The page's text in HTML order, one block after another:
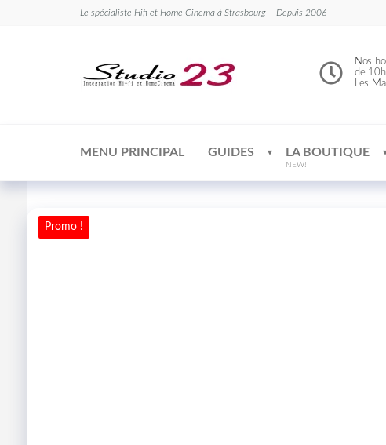
Le spécialiste Hifi et Home Cinema à Strasbourg – Depuis 2006
Nos
de
Les
MENU PRINCIPAL GUIDES LA BOUTIQUE
NEW!
Promo !